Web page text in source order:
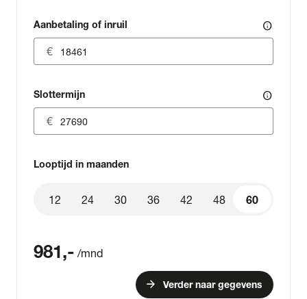
Aanbetaling of inruil info
Slottermijn info
Looptijd in maanden
60
12 24 30 36 42 48 60
981,- /mnd
arrow_forward Verder naar gegevens